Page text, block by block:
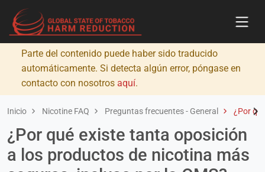
Parte del contenido puede haber sido traducido
automáticamente. Si detecta algún error, póngase en
contacto con nosotros aquí.
Inicio Nicotine FAQ Preguntas frecuentes - General ¿Por
¿Por qué existe tanta oposición
a los productos de nicotina más